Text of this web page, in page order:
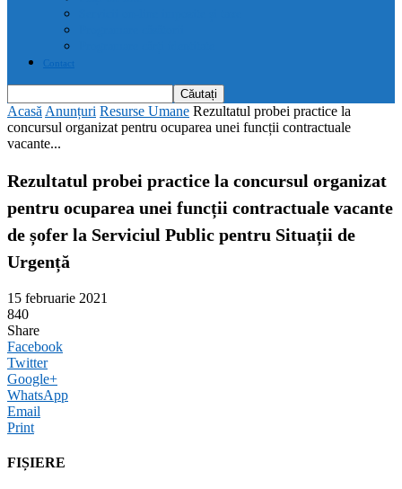
Contact
AcasăAnunțuri Resurse Umane Rezultatul probei practice la
concursul organizat pentru ocuparea unei funcții contractuale
vacante...
Rezultatul probei practice la concursul organizat
pentru ocuparea unei funcții contractuale vacante
de șofer la Serviciul Public pentru Situații de
Urgență
15 februarie 2021
840
Share
Facebook
Twitter
Google+
WhatsApp
Email
Print
FIȘIERE